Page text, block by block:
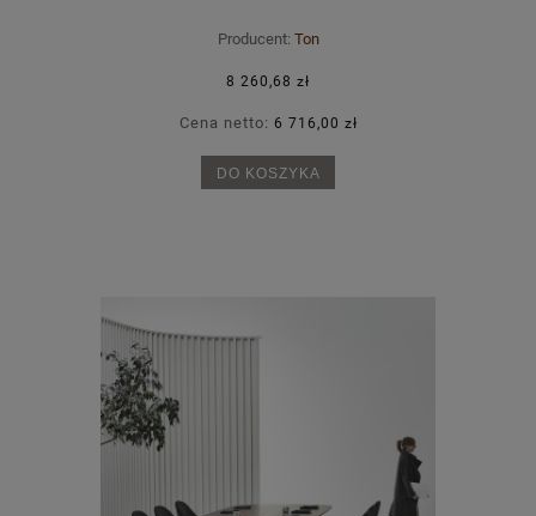
Producent: Ton
8 260,68 zł
Cena netto: 6 716,00 zł
DO KOSZYKA